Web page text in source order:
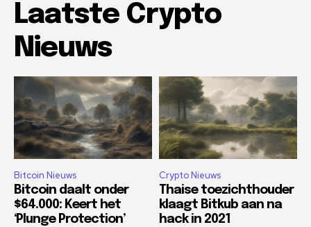
Laatste Crypto
Nieuws
Bitcoin Nieuws
Bitcoin daalt onder
$64.000: Keert het
‘Plunge Protection’
Crypto Nieuws
Thaise toezichthouder
klaagt Bitkub aan na
hack in 2021